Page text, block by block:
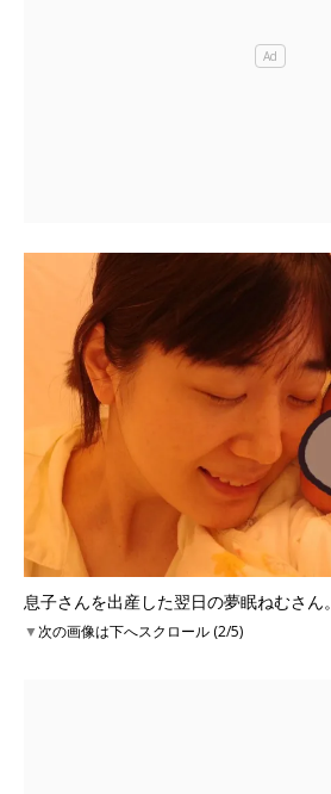
息子さんを出産した翌日の夢眠ねむさん。
▼次の画像は下へスクロール (2/5)